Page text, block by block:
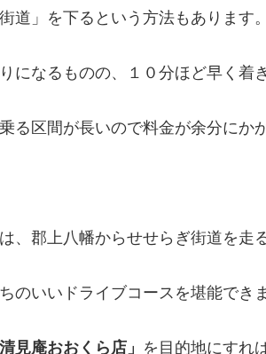
道」を下るという方法もあります。
になるものの、１０分ほど早く着
る区間が長いので料金が余分にか
、郡上八幡からせせらぎ街道を走
のいいドライブコースを堪能できま
見庵おおくら店」 を目的地にすれ